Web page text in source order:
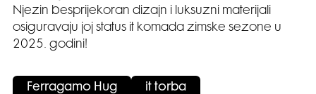
Njezin besprijekoran dizajn i luksuzni materijali
osiguravaju joj status it komada zimske sezone u
2025. godini!
Ferragamo Hug it torba